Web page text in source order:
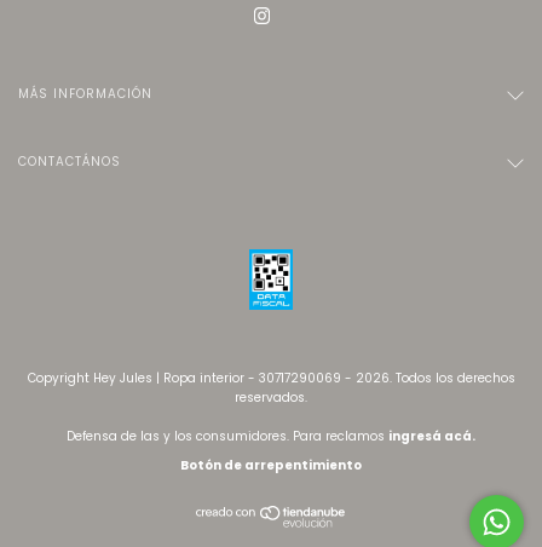
MÁS INFORMACIÓN
CONTACTÁNOS
Copyright Hey Jules | Ropa interior - 30717290069 - 2026. Todos los derechos
reservados.
Defensa de las y los consumidores. Para reclamos ingresá acá.
Botón de arrepentimiento